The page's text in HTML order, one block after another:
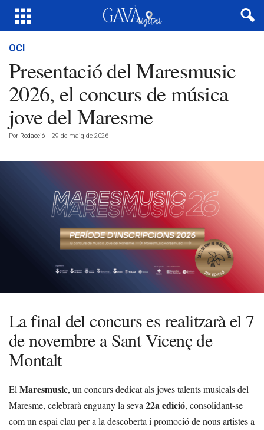
OCI
Presentació del Maresmusic
2026, el concurs de música
jove del Maresme
Por Redacció - 29 de maig de 2026
La final del concurs es realitzarà el 7
de novembre a Sant Vicenç de
Montalt
El Maresmusic, un concurs dedicat als joves talents musicals del
Maresme, celebrarà enguany la seva 22a edició, consolidant-se
com un espai clau per a la descoberta i promoció de nous artistes a